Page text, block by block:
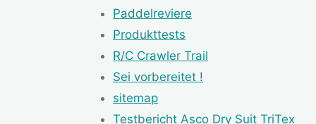
Paddelreviere
Produkttests
R/C Crawler Trail
Sei vorbereitet !
sitemap
Testbericht Asco Dry Suit TriTex